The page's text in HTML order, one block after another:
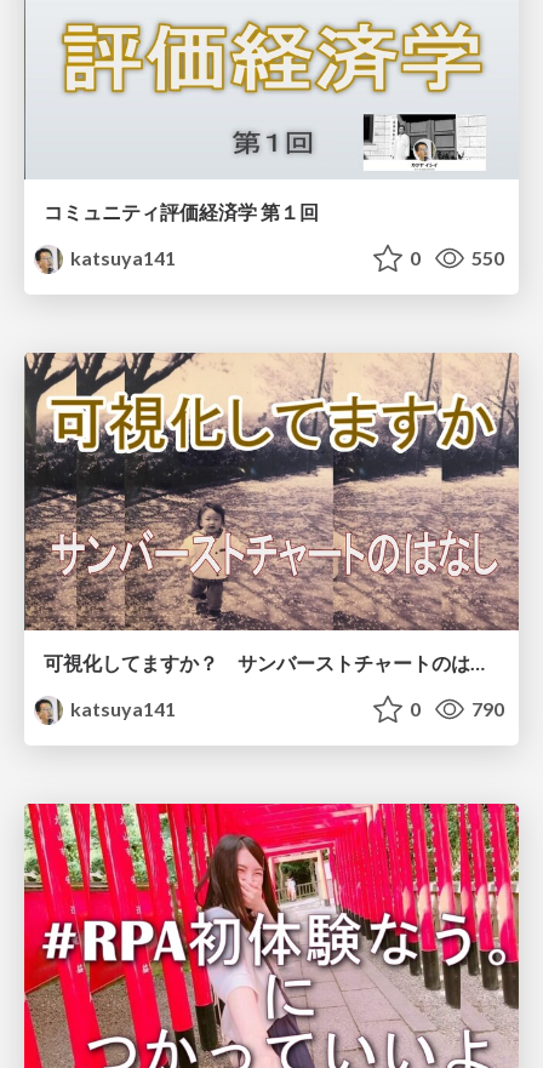
コミュニティ評価経済学 第１回
katsuya141
0 550
可視化してますか？ サンバーストチャートのはなし
katsuya141
0 790